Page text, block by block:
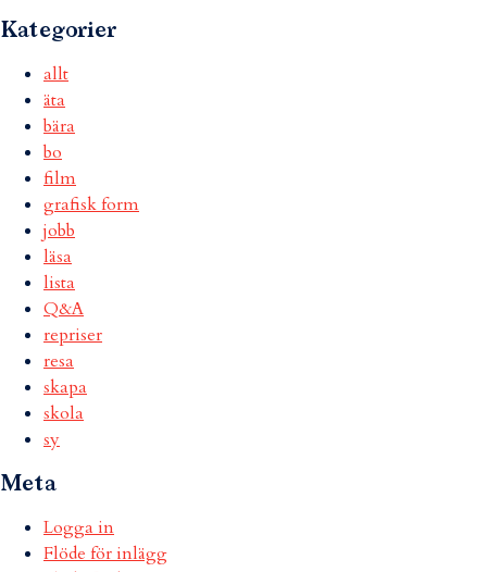
Kategorier
allt
äta
bära
bo
film
grafisk form
jobb
läsa
lista
Q&A
repriser
resa
skapa
skola
sy
Meta
Logga in
Flöde för inlägg